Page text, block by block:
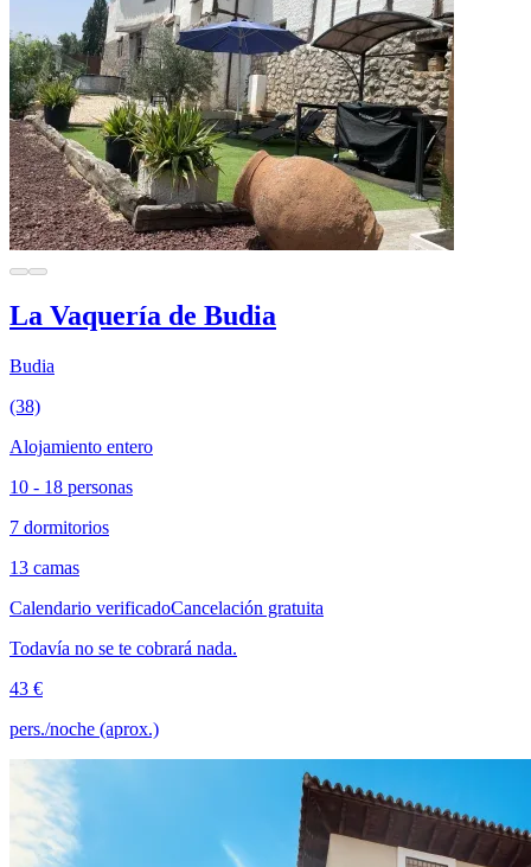
La Vaquería de Budia
Budia
(38)
Alojamiento entero
10 - 18 personas
7 dormitorios
13 camas
Calendario verificadoCancelación gratuita
Todavía no se te cobrará nada.
43 €
pers./noche (aprox.)